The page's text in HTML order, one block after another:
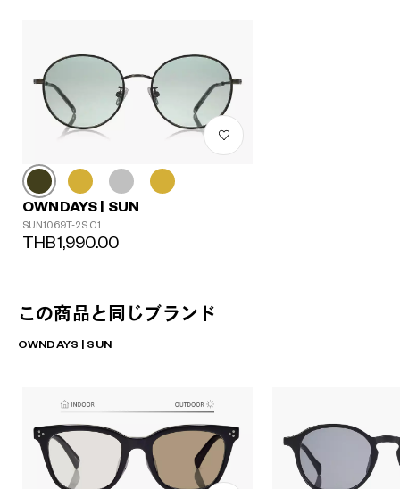
OWNDAYS | SUN
SUN1069T-2S C1
THB1,990.00
この商品と同じブランド
OWNDAYS | SUN